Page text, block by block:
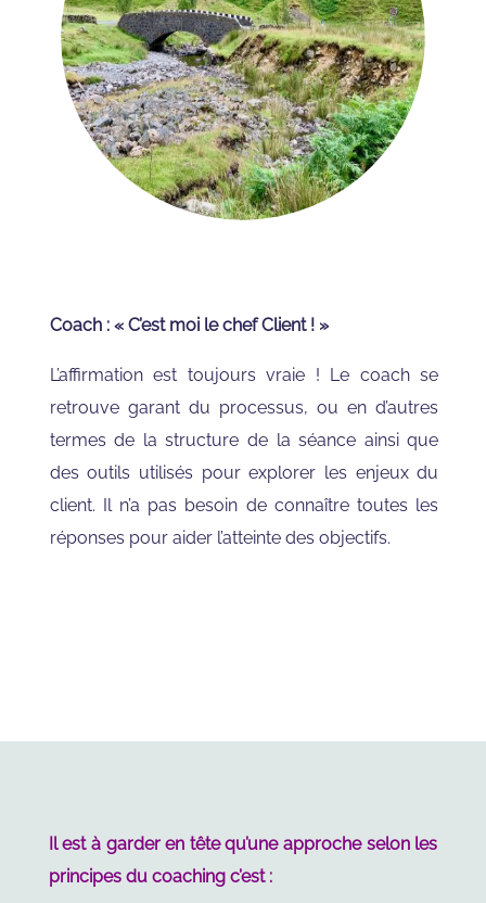
Coach : « C’est moi le chef Client ! »
L’affirmation est toujours vraie ! Le coach se
retrouve garant du processus, ou en d’autres
termes de la structure de la séance ainsi que
des outils utilisés pour explorer les enjeux du
client. Il n’a pas besoin de connaître toutes les
réponses pour aider l’atteinte des objectifs.
Il est à garder en tête qu’une approche selon les
principes du coaching c’est :